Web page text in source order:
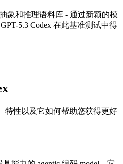
象和推理语料库 - 通过新颖的模
GPT-5.3 Codex 在此基准测试中得
特性以及它如何帮助您获得更好